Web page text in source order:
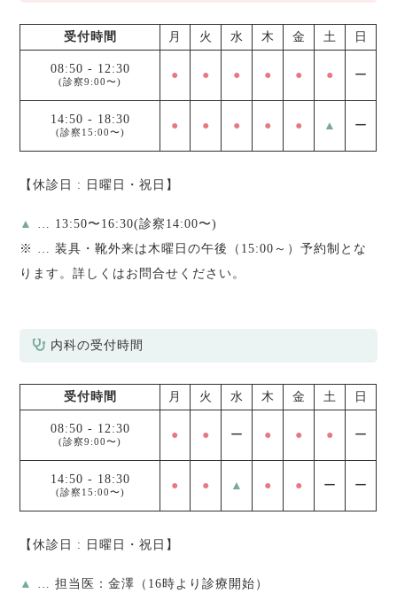
受付時間 月 火 水 木 金 土 日
08:50 - 12:30
(診察9:00〜) ● ● ● ● ● ● ー
14:50 - 18:30
(診察15:00〜) ● ● ● ● ● ▲ ー
【休診日 : 日曜日・祝日】
▲
… 13:50〜16:30(診察14:00〜)
※
… 装具・靴外来は木曜日の午後（15:00～）予約制とな
ります。詳しくはお問合せください。
内科の受付時間
受付時間 月 火 水 木 金 土 日
08:50 - 12:30
(診察9:00〜) ● ● ー ● ● ● ー
14:50 - 18:30
(診察15:00〜) ● ● ▲ ● ● ー ー
【休診日 : 日曜日・祝日】
▲ … 担当医：金澤（16時より診療開始）